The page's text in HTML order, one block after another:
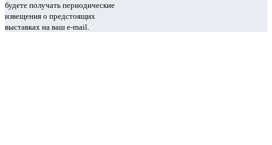
будете получать периодические
извещения о предстоящих
выставках на ваш e-mail.